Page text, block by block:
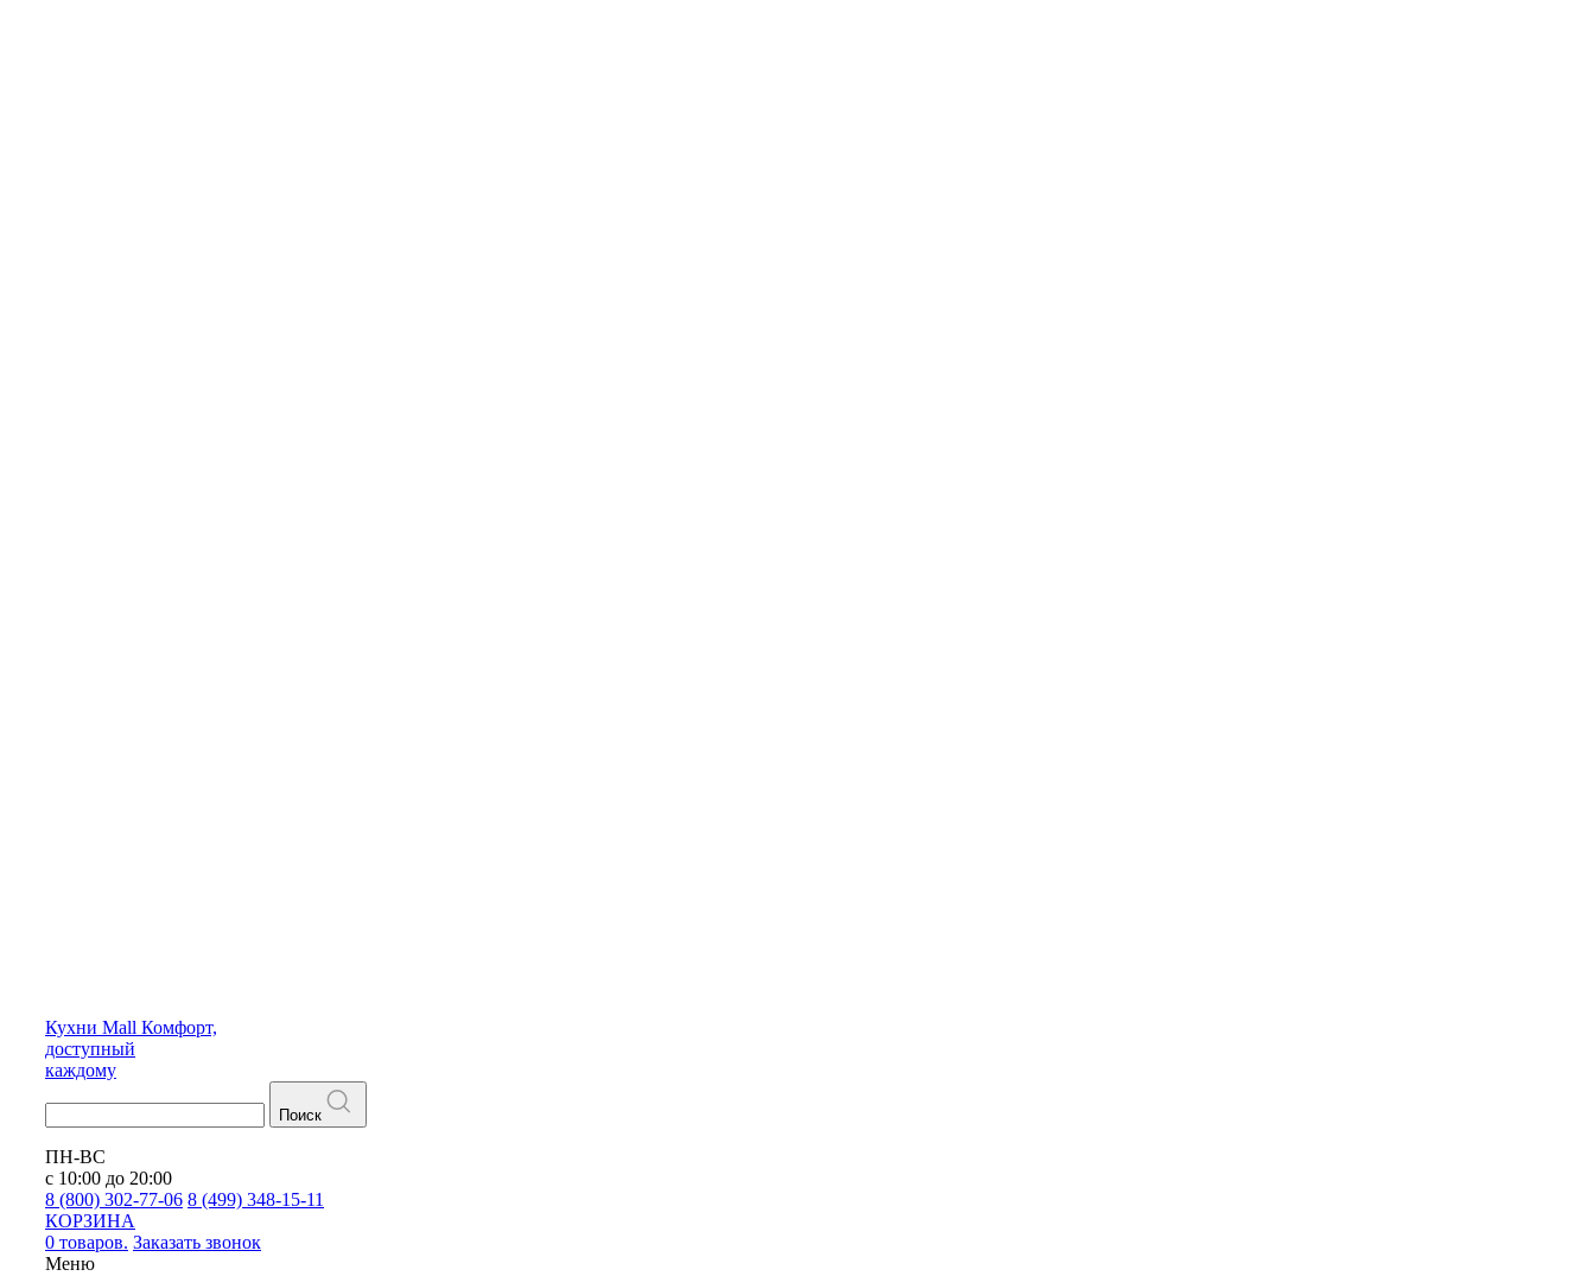
Кухни Mall Комфорт,
доступный
каждому
Поиск
ПН-ВС
с 10:00 до 20:00
8 (800) 302-77-06 8 (499) 348-15-11
КОРЗИНА
0 товаров. Заказать звонок
Меню